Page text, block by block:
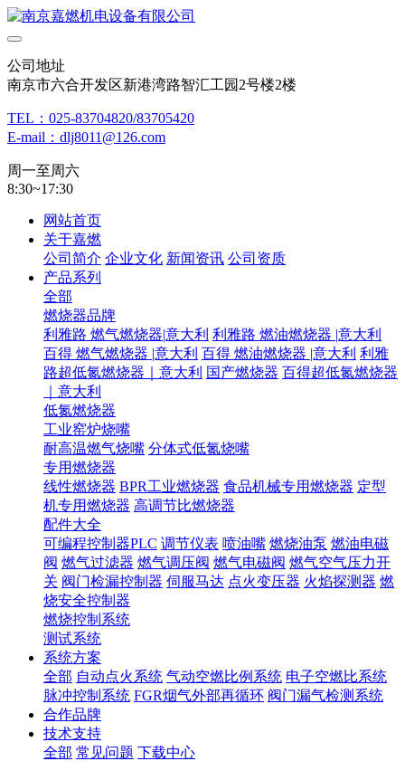
公司地址
南京市六合开发区新港湾路智汇工园2号楼2楼
TEL：025-83704820/83705420
E-mail：dlj8011@126.com
周一至周六
8:30~17:30
网站首页
关于嘉燃
公司简介 企业文化 新闻资讯 公司资质
产品系列
全部
燃烧器品牌
利雅路 燃气燃烧器|意大利 利雅路 燃油燃烧器 |意大利
百得 燃气燃烧器 |意大利 百得 燃油燃烧器 |意大利 利雅
路超低氮燃烧器｜意大利 国产燃烧器 百得超低氮燃烧器
｜意大利
低氮燃烧器
工业窑炉烧嘴
耐高温燃气烧嘴 分体式低氮烧嘴
专用燃烧器
线性燃烧器 BPR工业燃烧器 食品机械专用燃烧器 定型
机专用燃烧器 高调节比燃烧器
配件大全
可编程控制器PLC 调节仪表 喷油嘴 燃烧油泵 燃油电磁
阀 燃气过滤器 燃气调压阀 燃气电磁阀 燃气空气压力开
关 阀门检漏控制器 伺服马达 点火变压器 火焰探测器 燃
烧安全控制器
燃烧控制系统
测试系统
系统方案
全部 自动点火系统 气动空燃比例系统 电子空燃比系统
脉冲控制系统 FGR烟气外部再循环 阀门漏气检测系统
合作品牌
技术支持
全部 常见问题 下载中心